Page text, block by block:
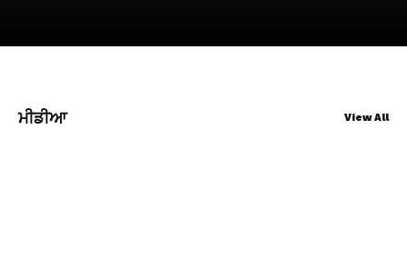
ਮੀਡੀਆ View All